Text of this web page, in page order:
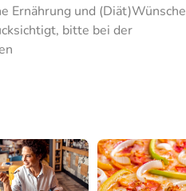
Ernährung und (Diät)Wünsche
bitte bei der